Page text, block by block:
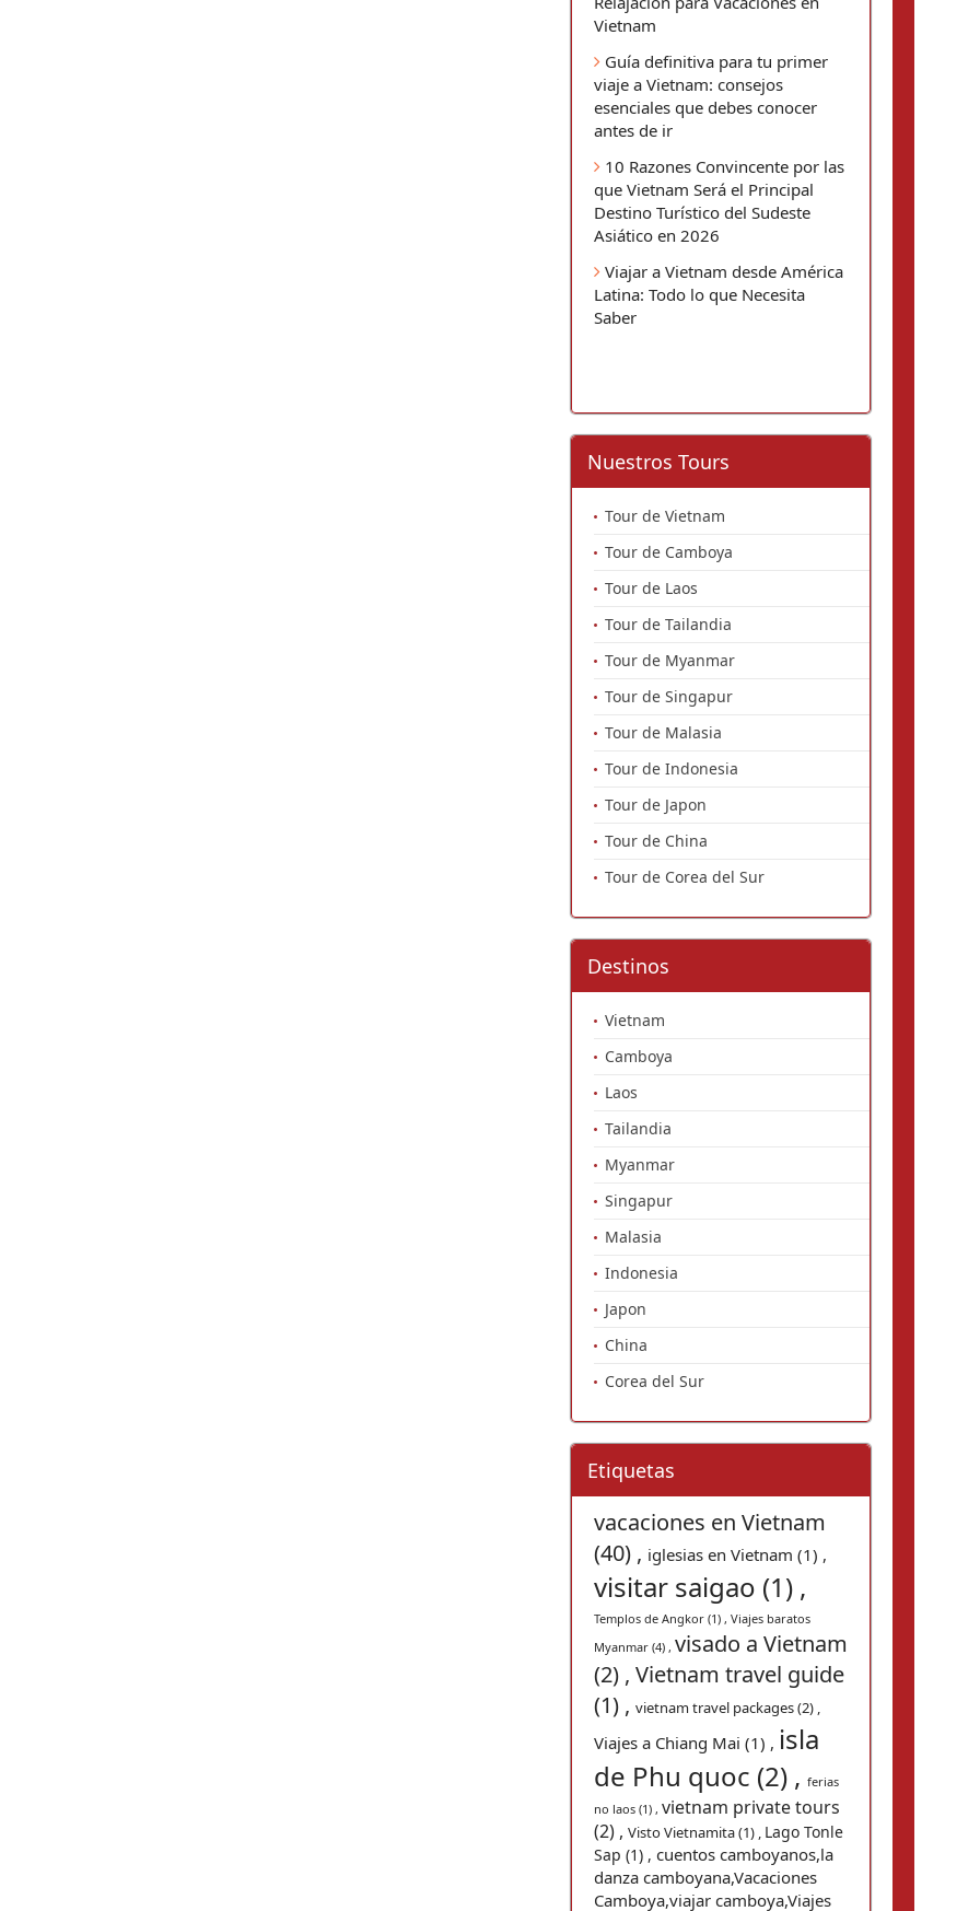
Vietnam
Guía definitiva para tu primer
viaje a Vietnam: consejos
esenciales que debes conocer
antes de ir
10 Razones Convincente por las
que Vietnam Será el Principal
Destino Turístico del Sudeste
Asiático en 2026
Viajar a Vietnam desde América
Latina: Todo lo que Necesita
Saber
Nuestros Tours
Tour de Vietnam
Tour de Camboya
Tour de Laos
Tour de Tailandia
Tour de Myanmar
Tour de Singapur
Tour de Malasia
Tour de Indonesia
Tour de Japon
Tour de China
Tour de Corea del Sur
Destinos
Vietnam
Camboya
Laos
Tailandia
Myanmar
Singapur
Malasia
Indonesia
Japon
China
Corea del Sur
Etiquetas
vacaciones en Vietnam
(40) , iglesias en Vietnam (1) ,
visitar saigao (1) ,
Templos de Angkor (1) , Viajes baratos
Myanmar (4) , visado a Vietnam
(2) , Vietnam travel guide
(1) , vietnam travel packages (2) ,
Viajes a Chiang Mai (1) , isla
de Phu quoc (2) , ferias
no laos (1) , vietnam private tours
(2) , Visto Vietnamita (1) , Lago Tonle
Sap (1) , cuentos camboyanos,la
danza camboyana,Vacaciones
Camboya,viajar camboya,Viajes